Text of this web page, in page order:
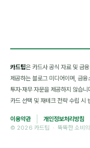
카드팁은 카드사 공식 자료 및 금
제공하는 블로그 미디어이며, 금
투자·재무 자문을 제공하지 않습
카드 선택 및 재테크 전략 수립 시
이용약관 개인정보처리방침
© 2026 카드팁 · 뚝뚝한 소비의